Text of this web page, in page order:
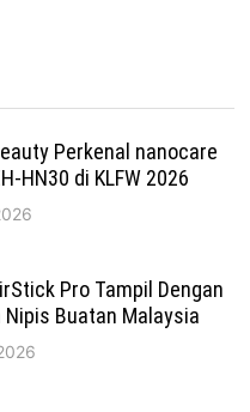
Perkenal nanocare
HN30 di KLFW 2026
Pro Tampil Dengan
Nipis Buatan Malaysia